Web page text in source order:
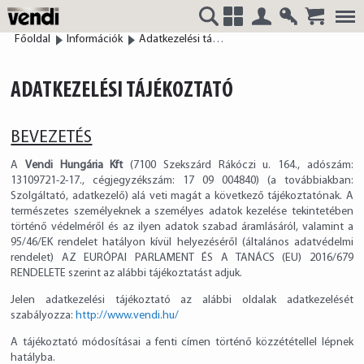
VENDI
HUNGÁRIA
Kft.
Főoldal Információk Adatkezelési tájékoztató
ADATKEZELÉSI TÁJÉKOZTATÓ
BEVEZETÉS
AVendi Hungária Kft(7100 Szekszárd Rákóczi u. 164., adószám:
13109721-2-17., cégjegyzékszám: 17 09 004840) (a továbbiakban:
Szolgáltató, adatkezelő) alá veti magát a következő tájékoztatónak. A
természetes személyeknek a személyes adatok kezelése tekintetében
történő védelméről és az ilyen adatok szabad áramlásáról, valamint a
95/46/EK rendelet hatályon kívül helyezéséről (általános adatvédelmi
rendelet) AZ EURÓPAI PARLAMENT ÉS A TANÁCS (EU) 2016/679
RENDELETE szerint az alábbi tájékoztatást adjuk.
Jelen adatkezelési tájékoztató az alábbi oldalak adatkezelését
szabályozza:http://www.vendi.hu/
A tájékoztató módosításai a fenti címen történő közzététellel lépnek
hatályba.